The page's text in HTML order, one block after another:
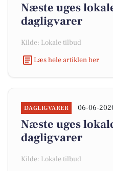
Næste uges
dagligvarer
Kilde: Lokale tilbud
Læs hele artiklen her
DAGLIGVARER 06-06-
Næste uges
dagligvarer
Kilde: Lokale tilbud